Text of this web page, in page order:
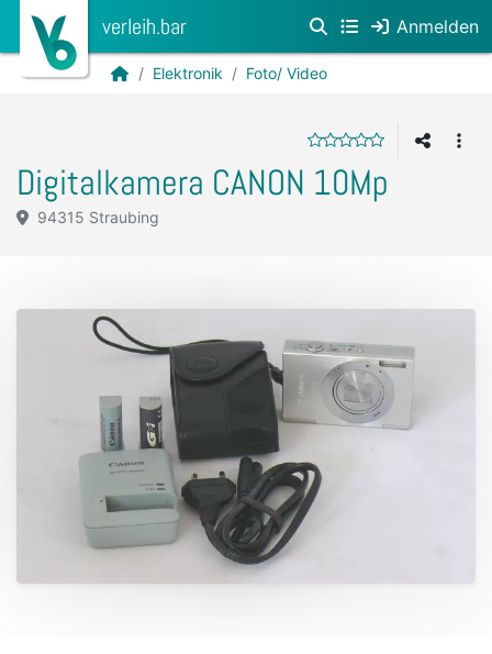
verleih.bar Anmelden
Elektronik Foto/ Video
Digitalkamera CANON 10Mp
94315 Straubing